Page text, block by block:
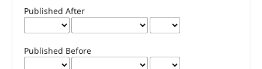
Published After
Published Before